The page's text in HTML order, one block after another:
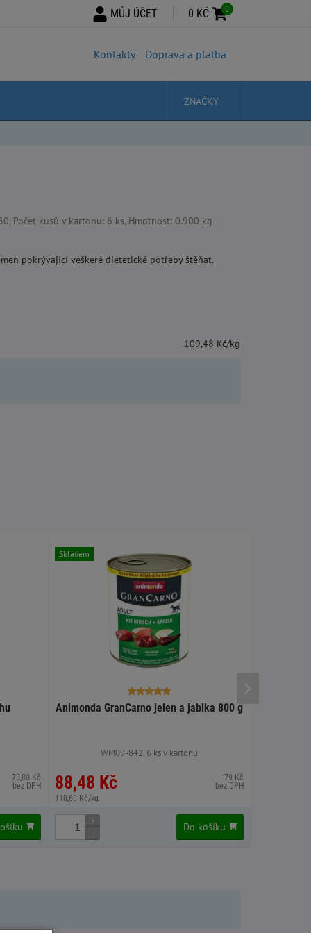
Kontakty Doprava a platba
ZNAČKY
Počet kusů v kartonu: 6 ks, Hmotnost: 0.900 kg
pokrývající veškeré dietetické potřeby štěňat.
109,48 Kč/kg
78,80 Kč
bez DPH
Animonda GranCarno jelen a jablka 800 g
WM09-842, 6 ks v kartonu
88,48 Kč
110,60 Kč/kg
79 Kč
bez DPH
Skladem
+
-
Do košíku
0 KČ 0
MŮJ ÚČET